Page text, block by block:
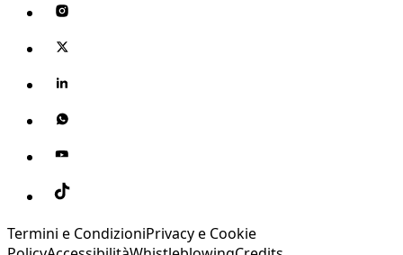
Termini e CondizioniPrivacy e Cookie